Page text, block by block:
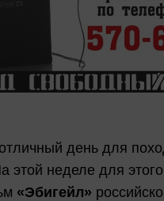
день для
этой неделе для
«Эбигейл»